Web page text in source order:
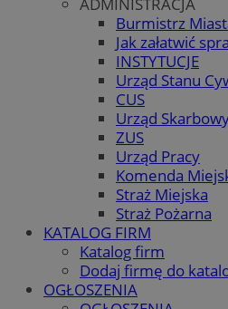
Burmistrz
Jak załatwić
INSTYTUCJE
Urząd Stanu
CUS
Urząd
ZUS
Urząd Pracy
Komenda
Straż Miejska
Straż Pożarna
KATALOG FIRM
Katalog firm
Dodaj firmę do
OGŁOSZENIA